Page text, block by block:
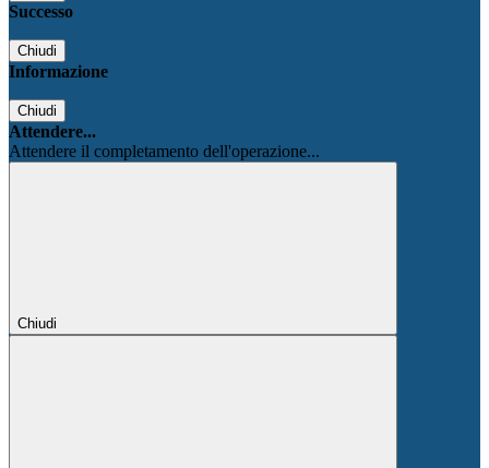
Successo
Chiudi
Informazione
Chiudi
Attendere...
Attendere il completamento dell'operazione...
Chiudi